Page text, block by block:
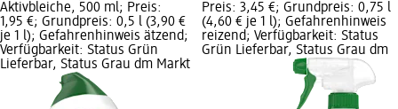
Aktivbleiche, 500 ml; Preis:
1,95 €; Grundpreis: 0,5 l (3,90 €
je 1 l); Gefahrenhinweis ätzend;
Verfügbarkeit: Status Grün
Lieferbar, Status Grau dm Markt
Preis: 3,45 €; Grundpreis: 0,75 l
(4,60 € je 1 l); Gefahrenhinweis
reizend; Verfügbarkeit: Status
Grün Lieferbar, Status Grau dm